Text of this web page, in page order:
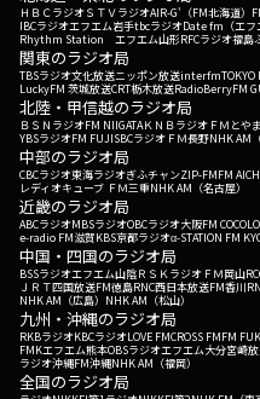
ＨＢＣラジオＳＴＶラジオAIR-G'（FM北海道）
IBCラジオエフエム岩手tbcラジオDate fm（エフ
Rhythm Station エフエム山形RFCラジオ福島
関東のラジオ局
TBSラジオ文化放送ニッポン放送interfmTOKYO
LuckyFM 茨城放送CRT栃木放送RadioBerryFM
北陸・甲信越のラジオ局
ＢＳＮラジオFM NIIGATAＫＮＢラジオ ＦＭとやま
YBSラジオFM FUJISBCラジオ ＦＭ長野NHK AM
中部のラジオ局
CBCラジオ東海ラジオぎふチャンZIP-FMFM
レディオキューブ ＦＭ三重NHK AM（名古屋）
近畿のラジオ局
ABCラジオMBSラジオOBCラジオ大阪FM COCOLO
e-radio FM滋賀KBS京都ラジオα-STATION FM
中国・四国のラジオ局
BSSラジオエフエム山陰ＲＳＫラジオ ＦＭ岡山
ＪＲＴ四国放送FM徳島RNC西日本放送FM香川
NHK AM（広島） NHK AM（松山）
九州・沖縄のラジオ局
RKBラジオKBCラジオLOVE FMCROSS FMFM
FMKエフエム熊本OBSラジオエフエム大分宮崎
ラジオ沖縄FM沖縄NHK AM（福岡）
全国のラジオ局